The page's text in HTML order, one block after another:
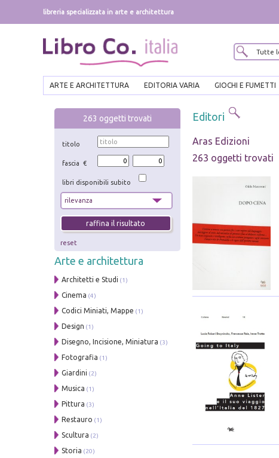
libreria specializzata in arte e architettura
ARTE E ARCHITETTURA EDITORIA VARIA GIOCHI E FUMETTI
263 oggetti trovati
titolo
fascia €
libri disponibili subito
reset
Arte e architettura
Architetti e Studi (1)
Cinema (4)
Codici Miniati, Mappe (1)
Design (1)
Disegno, Incisione, Miniatura (3)
Fotografia (1)
Giardini (2)
Musica (1)
Pittura (3)
Restauro (1)
Scultura (2)
Storia (20)
Editori
Aras Edizioni
263 oggetti trovati